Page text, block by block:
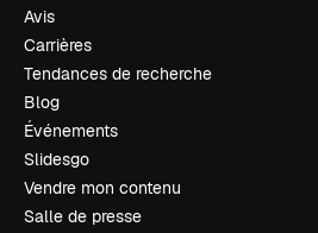
Avis
Carrières
Tendances de recherche
Blog
Événements
Slidesgo
Vendre mon contenu
Salle de presse